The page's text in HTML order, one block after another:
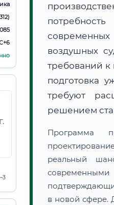
современных
воздушных
требований к
подготовка
требуют
решением
Программа
реальный
в новой сфере.